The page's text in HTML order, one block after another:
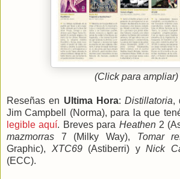
(Click para ampliar)
Reseñas en Ultima Hora: Distillatoria,
Jim Campbell (Norma), para la que
legible aquí. Breves para Heathen2
mazmorras 7 (Milky Way), Tomar
Graphic), XTC69(Astiberri) y Nick
(ECC).